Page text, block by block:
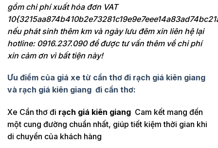
gồm chi phí xuất hóa đơn VAT
nếu phát sinh thêm km và ngày lưu đêm xin liên hệ lại
hotline: 0916.237.090 để được tư vấn thêm về chi phí
xin cảm ơn vì bất tiện này!
Ưu điểm của giá xe từ cần thơ đi rạch giá kiên giang
và rạch giá kiên giang đi cần thơ:
Xe Cần thơ đi rạch giá kiên giang Cam kết mang đến
một cung đường chuẩn nhất, giúp tiết kiệm thời gian khi
di chuyển của khách hàng